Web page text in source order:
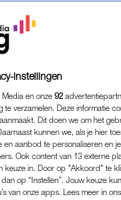
instellingen
en onze 92
te verzamelen. Deze informatie
Dit doen we om het
kunnen we, als je hier
en aanbod te personaliseren en
Ook content van 13 externe
keuze in. Door op "Akkoord" te
op “Instellen”. Jouw keuze
van onze apps. Lees meer in